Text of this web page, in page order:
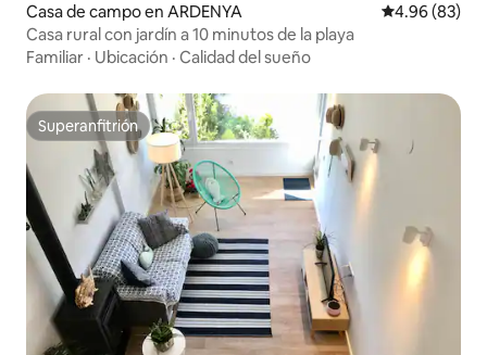
Casa de campo en ARDENYA Calificación
4.96 (83)
Casa rural con jardín a 10 minutos de la playa
Familiar · Ubicación · Calidad del sueño
Superanfitrión
Superanfitrión